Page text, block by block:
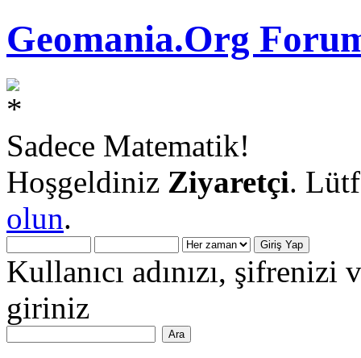
Geomania.Org
Sadece Matematik!
Hoşgeldiniz Ziyaretçi.
olun.
Kullanıcı adınızı,
giriniz